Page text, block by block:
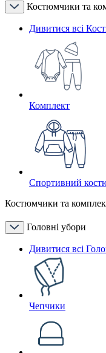
Костюмчики та
Дивитися всі
Комплект
Спортивний
Костюмчики та
Головні убори
Дивитися всі
Чепчики